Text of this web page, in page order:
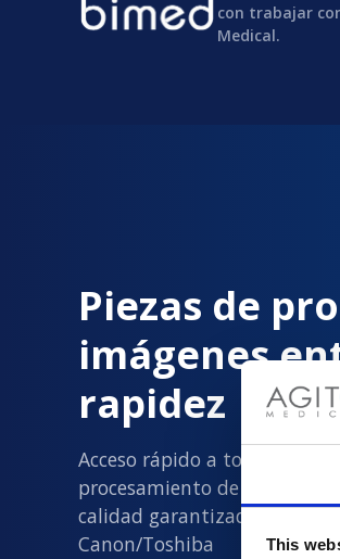
This
con trabajar
Medical.
Piezas de
imágenes
rapidez
Acceso rápido a todas las
procesamiento de imágenes
calidad garantizada en
Canon/Toshiba